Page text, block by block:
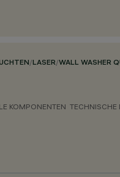
/LASER/WALL WASHER
KOMPONENTEN TECHNISCHE